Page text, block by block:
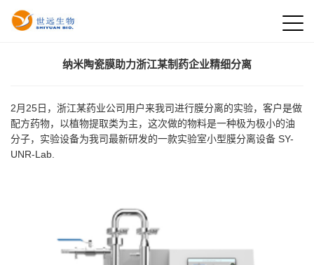
纳米陶瓷膜助力浙江某制药企业精细分离
2月25日，浙江某药业公司用户来我司进行膜分离的实验，客户是做
配方药物，以植物提取类为主，这次做的物料是一种极为极小的油
分子，实验设备为我司最新研发的一款实验室小型膜分离设备 SY-
UNR-Lab.